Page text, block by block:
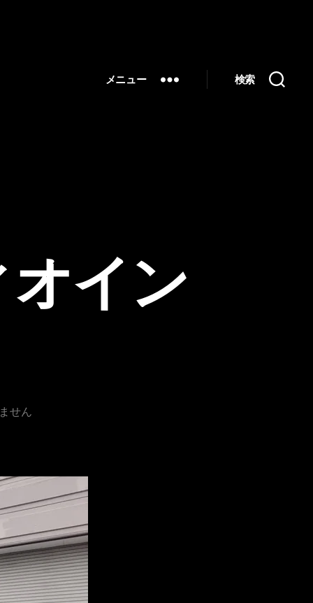
メニュー 検索
イン
せん